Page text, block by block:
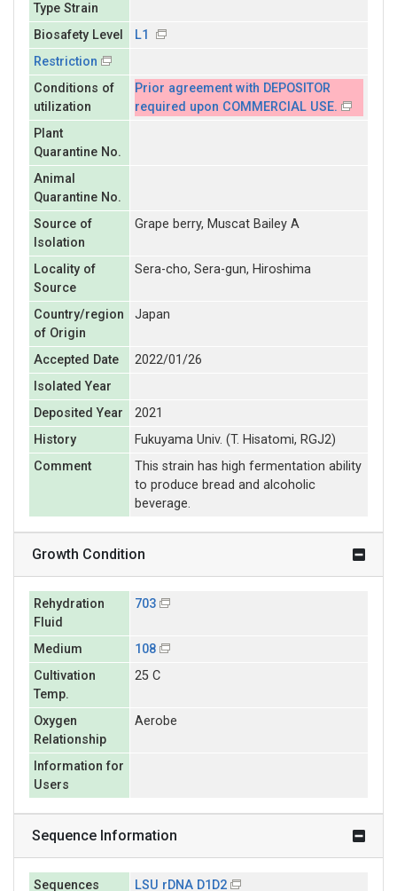
Type Strain
Biosafety Level
L1
Restriction
Conditions of
utilization
Prior agreement with DEPOSITOR
required upon COMMERCIAL USE.
Plant
Quarantine No.
Animal
Quarantine No.
Source of
Isolation
Grape berry, Muscat Bailey A
Locality of
Source
Sera-cho, Sera-gun, Hiroshima
Country/region
of Origin
Japan
Accepted Date
2022/01/26
Isolated Year
Deposited Year
2021
History
Fukuyama Univ. (T. Hisatomi, RGJ2)
Comment
This strain has high fermentation ability
to produce bread and alcoholic
beverage.
Growth Condition
Rehydration
Fluid
703
Medium
108
Cultivation
Temp.
25 C
Oxygen
Relationship
Aerobe
Information for
Users
Sequence Information
Sequences
LSU rDNA D1D2